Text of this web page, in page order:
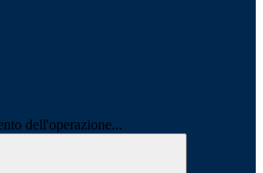
dell'operazione...